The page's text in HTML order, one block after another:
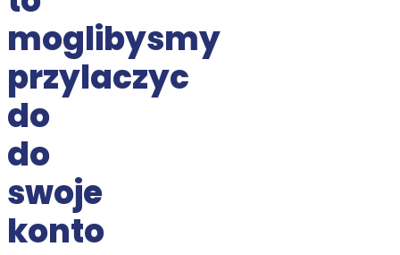
moglibysmy
przylaczyc
do
do
swoje
konto